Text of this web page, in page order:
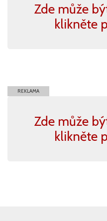
Zde může
klikněte
REKLAMA
Zde může
klikněte